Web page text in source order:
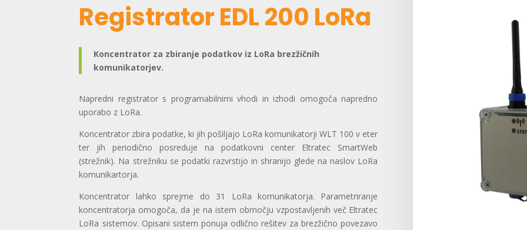
Registrator EDL 200 LoRa
Koncentrator za zbiranje podatkov iz LoRa brezžičnih
komunikatorjev.
Napredni registrator s programabilnimi vhodi in izhodi omogoča napredno
uporabo z LoRa.
Koncentrator zbira podatke, ki jih pošiljajo LoRa komunikatorji WLT 100 v eter
ter jih periodično posreduje na podatkovni center Eltratec SmartWeb
(strežnik). Na strežniku se podatki razvrstijo in shranijo glede na naslov LoRa
komunikartorja.
Koncentrator lahko sprejme do 31 LoRa komunikatorja. Parametriranje
koncentratorja omogoča, da je na istem območju vzpostavljenih več Eltratec
LoRa sistemov. Opisani sistem ponuja odlično rešitev za brezžično povezavo